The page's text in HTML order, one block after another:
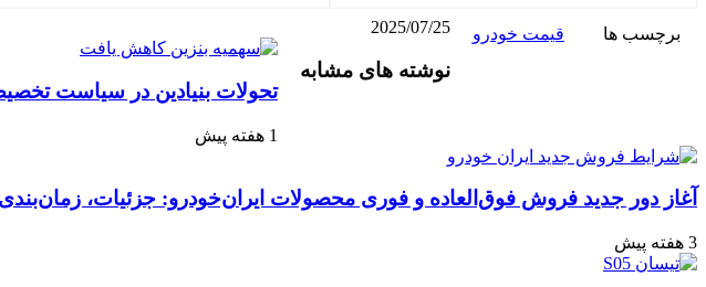
برچسب ها قیمت خودرو 2025/07/25
آپ
گذاری
نوشته های مشابه
تحولات بنیادین در سیاست
1 هفته پیش
آغاز دور جدید فروش فوق‌العاده و فوری محصولات ایران‌خودرو: جزئیات،
3 هفته پیش